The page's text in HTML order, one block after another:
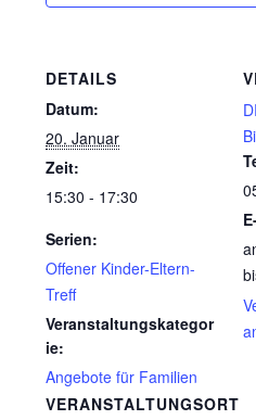
DETAILS
Datum:
20. Januar
Zeit:
15:30 - 17:30
Serien:
Offener Kinder-Eltern-
Treff
Veranstaltungskategor
ie:
Angebote für Familien
VERANSTALTUNGSORT